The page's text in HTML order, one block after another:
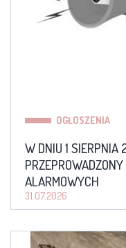
OGŁOSZENIA
W DNIU 1
ALARMOWYCH
31.07.2026